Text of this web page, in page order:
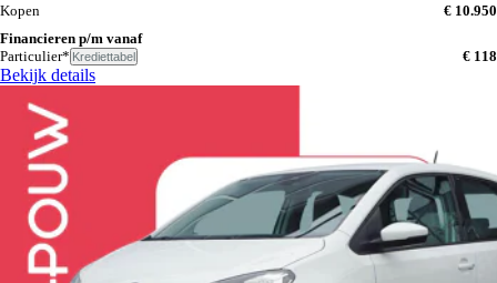
Kopen
€ 10.950
Financieren p/m vanaf
Particulier* Krediettabel € 118
Bekijk details